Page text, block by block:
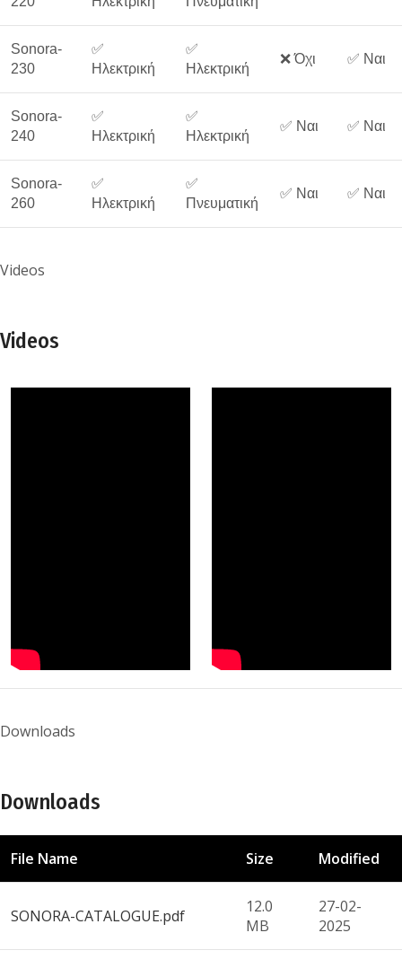
Sonora-
230
✅
Ηλεκτρική
✅
Ηλεκτρική
❌ Όχι ✅ Ναι
Sonora-
240
✅
Ηλεκτρική
✅
Ηλεκτρική
✅ Ναι ✅ Ναι
Sonora-
260
✅
Ηλεκτρική
✅
Πνευματική
✅ Ναι ✅ Ναι
Videos
Videos
Downloads
Downloads
File Name Size Modified
SONORA-CATALOGUE.pdf
12.0
MB
27-02-
2025